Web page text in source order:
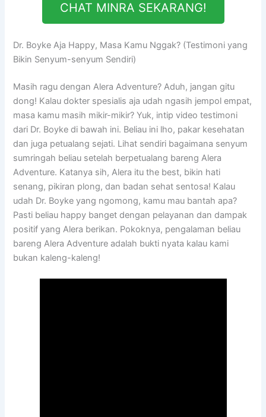
CHAT MINRA SEKARANG!
Dr. Boyke Aja Happy, Masa Kamu Nggak? (Testimoni yang
Bikin Senyum-senyum Sendiri)
Masih ragu dengan Alera Adventure? Aduh, jangan gitu
dong! Kalau dokter spesialis aja udah ngasih jempol empat,
masa kamu masih mikir-mikir? Yuk, intip video testimoni
dari Dr. Boyke di bawah ini. Beliau ini lho, pakar kesehatan
dan juga petualang sejati. Lihat sendiri bagaimana senyum
sumringah beliau setelah berpetualang bareng Alera
Adventure. Katanya sih, Alera itu the best, bikin hati
senang, pikiran plong, dan badan sehat sentosa! Kalau
udah Dr. Boyke yang ngomong, kamu mau bantah apa?
Pasti beliau happy banget dengan pelayanan dan dampak
positif yang Alera berikan. Pokoknya, pengalaman beliau
bareng Alera Adventure adalah bukti nyata kalau kami
bukan kaleng-kaleng!